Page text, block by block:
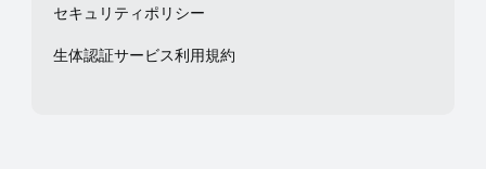
セキュリティポリシー
生体認証サービス利用規約